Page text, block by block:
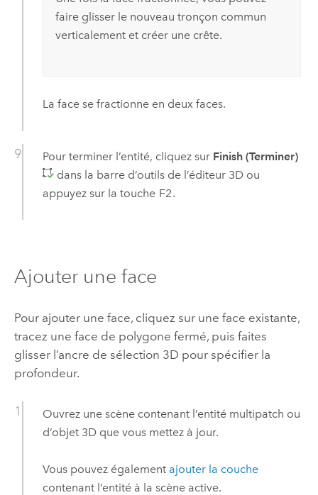
faire glisser le nouveau tronçon commun
verticalement et créer une crête.
La face se fractionne en deux faces.
Pour terminer l’entité, cliquez sur Finish (Terminer)
dans la barre d’outils de l’éditeur 3D ou
appuyez sur la touche F2.
Ajouter une face
Pour ajouter une face, cliquez sur une face existante,
tracez une face de polygone fermé, puis faites
glisser l’ancre de sélection 3D pour spécifier la
profondeur.
Ouvrez une scène contenant l’entité multipatch ou
d’objet 3D que vous mettez à jour.
Vous pouvez également ajouter la couche
contenant l’entité à la scène active.